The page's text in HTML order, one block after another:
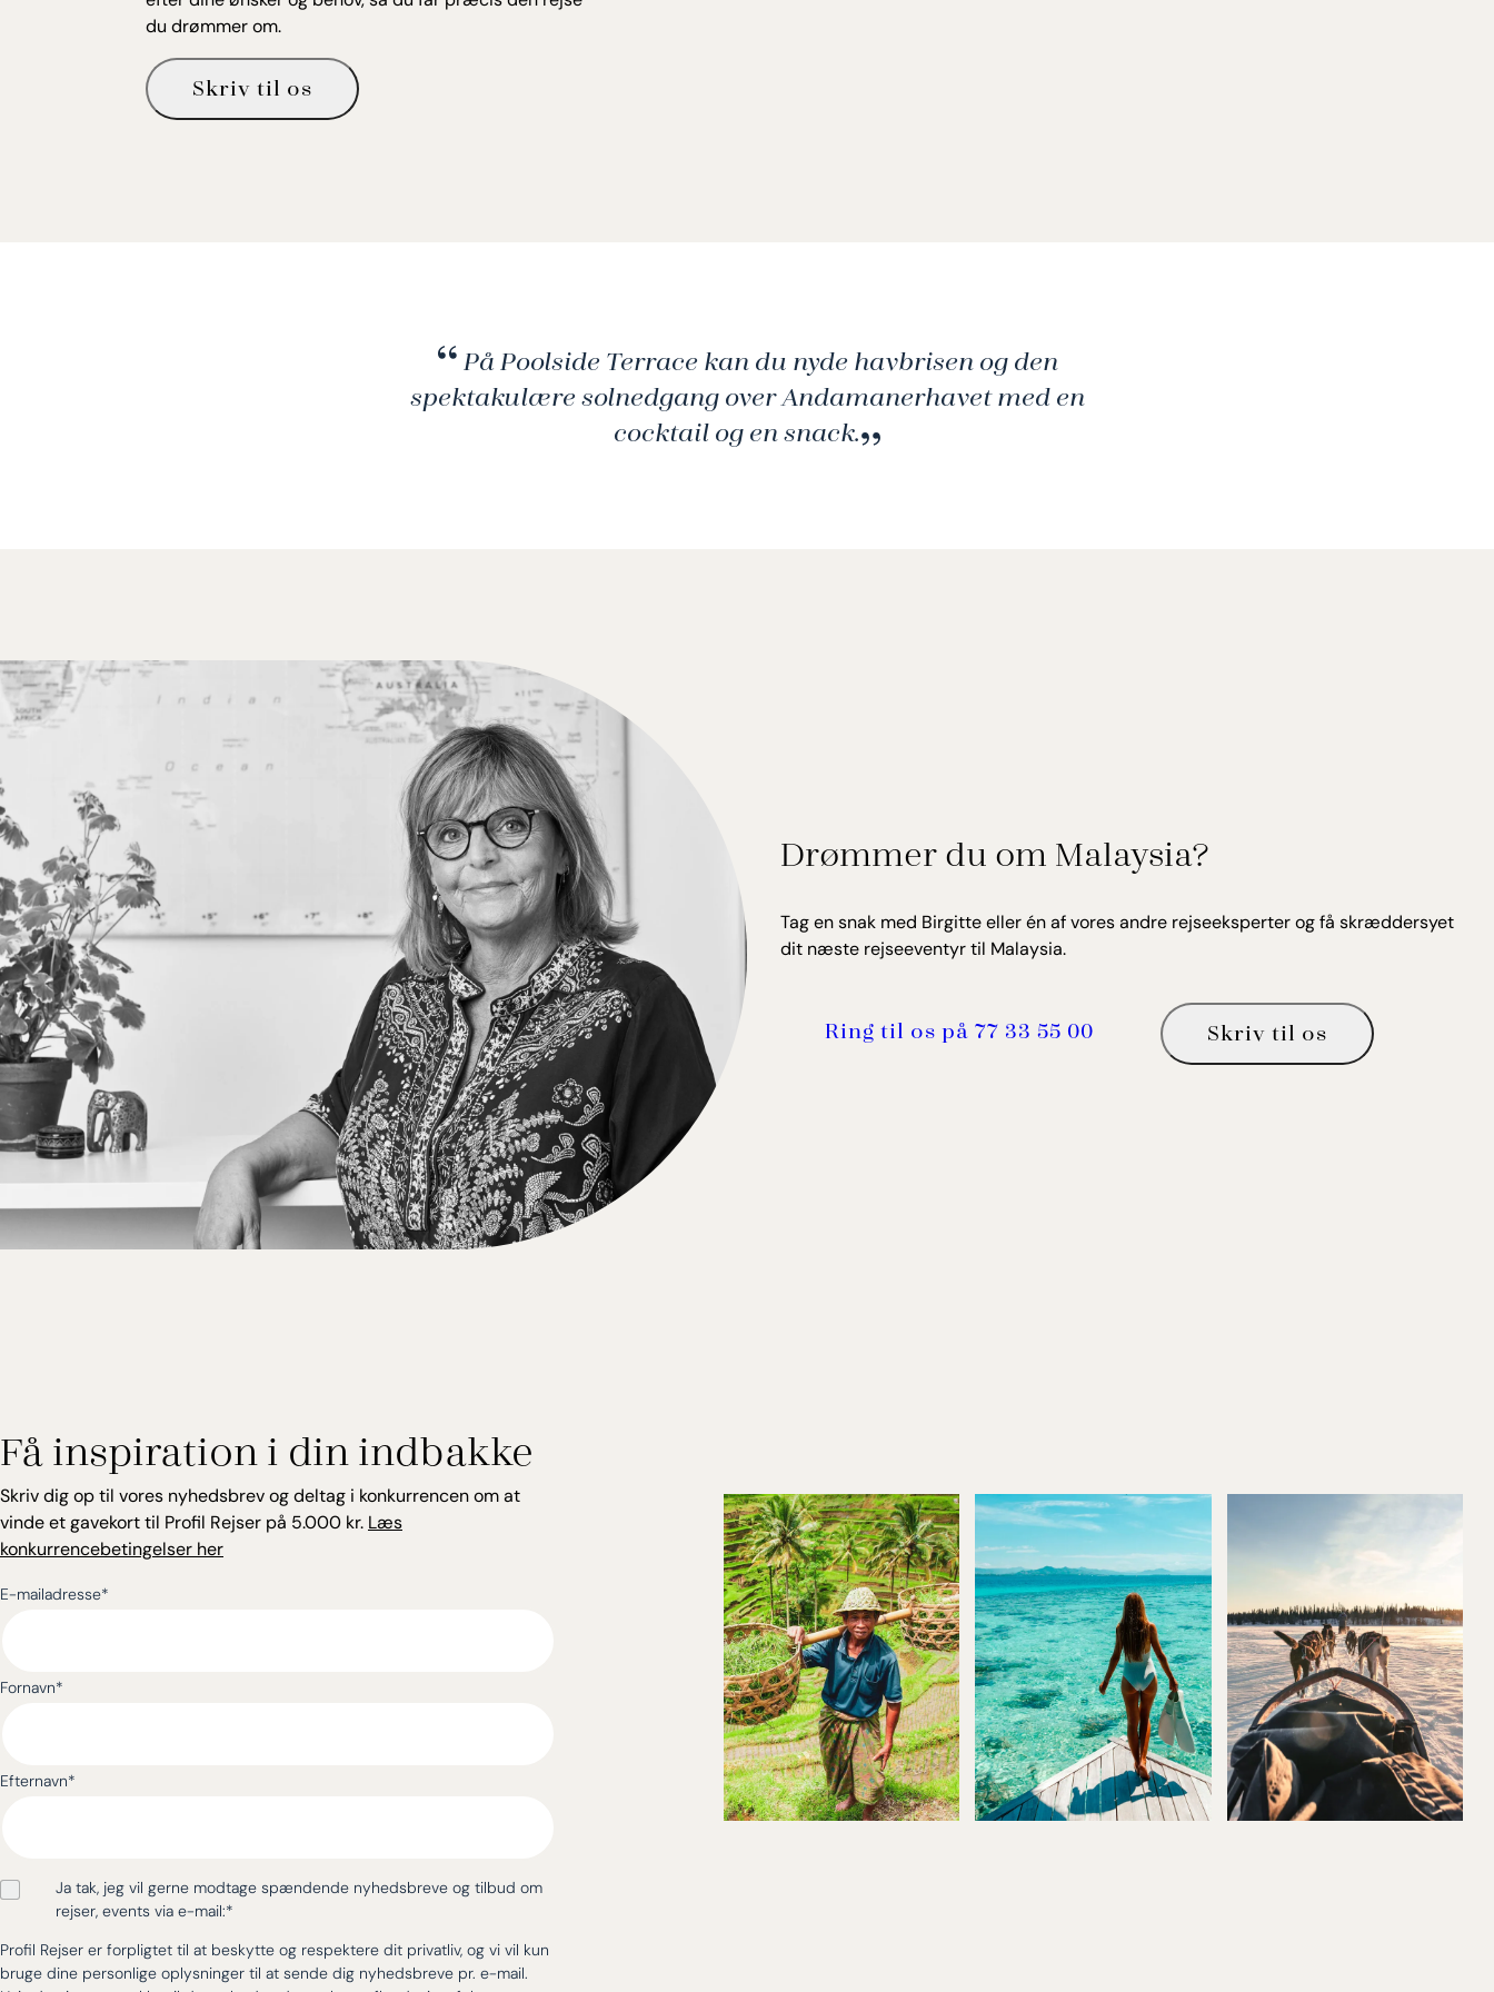
du drømmer om.
Skriv til os
På Poolside Terrace kan du nyde havbrisen og den
spektakulære solnedgang over Andamanerhavet med en
cocktail og en snack.
Drømmer du om Malaysia?
Tag en snak med Birgitte eller én af vores andre rejseeksperter og få skræddersyet
dit næste rejseeventyr til Malaysia.
Ring til os på 77 33 55 00 Skriv til os
Få inspiration i din indbakke
Skriv dig op til vores nyhedsbrev og deltag i konkurrencen om at
vinde et gavekort til Profil Rejser på 5.000 kr. Læs
konkurrencebetingelser her
E-mailadresse*
Fornavn*
Efternavn*
Ja tak, jeg vil gerne modtage spændende nyhedsbreve og tilbud om
rejser, events via e-mail:*
Profil Rejser er forpligtet til at beskytte og respektere dit privatliv, og vi vil kun
bruge dine personlige oplysninger til at sende dig nyhedsbreve pr. e-mail.